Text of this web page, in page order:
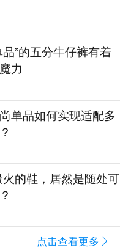
”的五分牛仔裤有着
力
单品如何实现适配多
的鞋，居然是随处可
点击查看更多